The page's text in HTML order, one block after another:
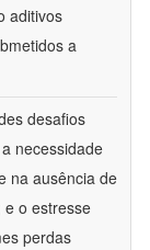
aditivos
a
desafios
necessidade
na ausência de
o estresse
perdas